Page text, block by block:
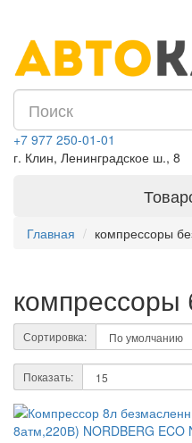
+7 977 250-01-01
г. Клин, Ленинградское ш., 8
Главная компрессоры
Сортировка:
Показать: